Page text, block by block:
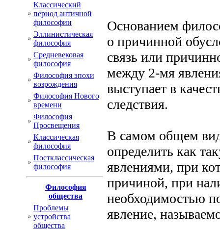
Классический
период античной
философии
Эллинистическая
философия
Cредневековая
философия
Философия эпохи
возрождения
Философия Нового
времени
Философия
Просвещения
Классическая
философия
Постклассическая
философия
Философия
общества
Проблемы
устройства
общества
Основанием
о причинной
связь или
между 2-мя
выступает в
следствия.
В самом общем
определить как
явлениями, при
причиной, при
необходимостью
явление,